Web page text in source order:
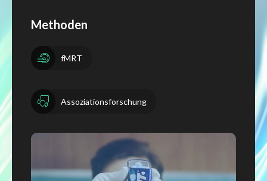
Methoden
fMRT
Assoziationsforschung